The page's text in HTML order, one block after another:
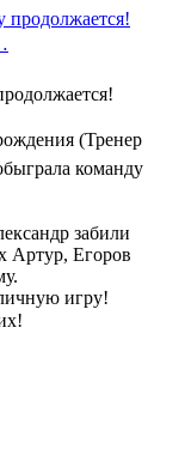
(Тренер
команду
забили
Артур, Егоров
игру!